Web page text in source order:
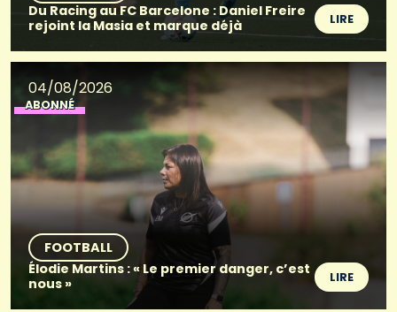
Du Racing au FC Barcelone : Daniel Freire
rejoint la Masia et marque déjà
LIRE
04/08/2026
ABONNÉ
FOOTBALL
Élodie Martins : « Le premier danger, c’est
nous »
LIRE